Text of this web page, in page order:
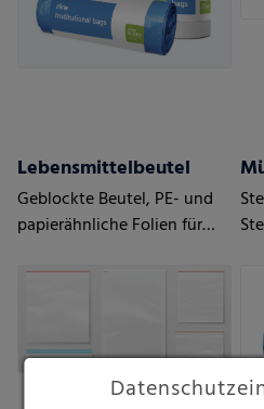
Lebensmittelbeutel
Geblockte Beutel, PE- und
papierähnliche Folien für
Bodenfaltenbeutel,